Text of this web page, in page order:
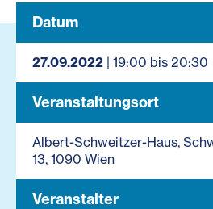
Datum
27.09.2022 | 19:00 bis 20:30
Veranstaltungsort
Albert-Schweitzer-Haus,
13, 1090 Wien
Veranstalter